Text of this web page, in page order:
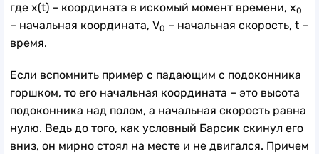
где x(t) – координата в искомый момент времени, x0
– начальная координата, V0 – начальная скорость, t –
время.
Если вспомнить пример с падающим с подоконника
горшком, то его начальная координата – это высота
подоконника над полом, а начальная скорость равна
нулю. Ведь до того, как условный Барсик скинул его
вниз, он мирно стоял на месте и не двигался. Причем